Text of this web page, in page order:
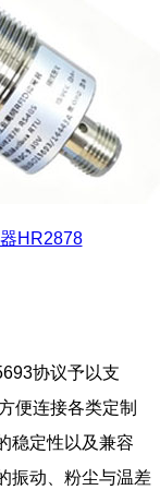
HR2878
协议予以支
便连接各类定制
稳定性以及兼容
振动、粉尘与温差